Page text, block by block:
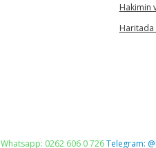
Hakimin
Haritada
Whatsapp: 0262 606 0 726Telegram: